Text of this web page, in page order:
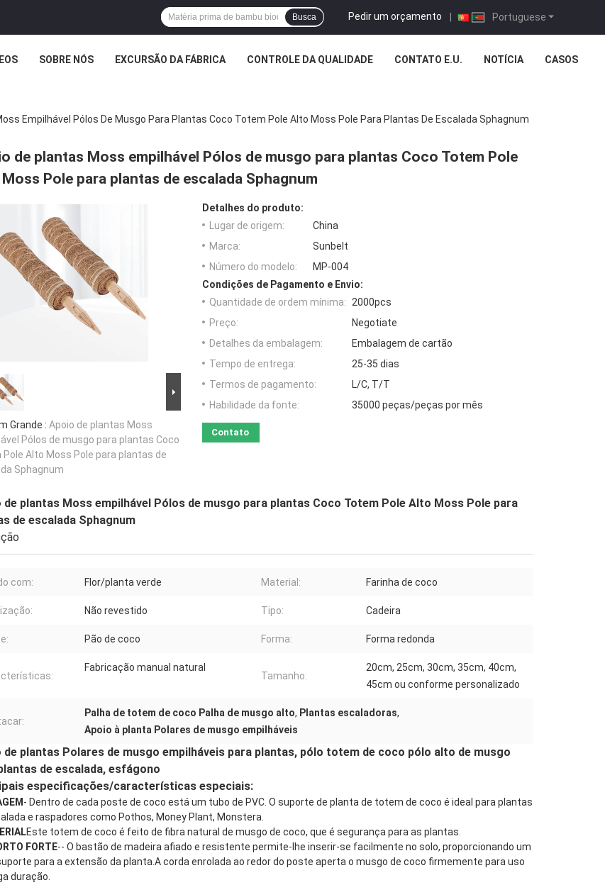
Portuguese
Pedir um orçamento |
Busca
SOBRE NÓS EXCURSÃO DA FÁBRICA CONTROLE DA QUALIDADE CONTATO E.U. NOTÍCIA CASOS
Empilhável Pólos De Musgo Para Plantas Coco Totem Pole Alto Moss Pole Para Plantas De Escalada Sphagnum
de plantas Moss empilhável Pólos de musgo para plantas Coco Totem Pole
Pole para plantas de escalada Sphagnum
Grande : Apoio de plantas Moss
Pólos de musgo para plantas Coco
Pole Alto Moss Pole para plantas de
Sphagnum
Detalhes do produto:
Lugar de origem:
China
Marca:
Sunbelt
Número do modelo:
MP-004
Condições de Pagamento e Envio:
Quantidade de ordem mínima: 2000pcs
Preço:
Negotiate
Detalhes da embalagem:
Embalagem de cartão
Tempo de entrega:
25-35 dias
Termos de pagamento:
L/C, T/T
Habilidade da fonte:
35000 peças/peças por mês
Contato
de plantas Moss empilhável Pólos de musgo para plantas Coco Totem Pole Alto Moss Pole para
de escalada Sphagnum
com: Flor/planta verde Material: Farinha de coco
Não revestido Tipo: Cadeira
Pão de coco Forma: Forma redonda
Fabricação manual natural
Tamanho:
20cm, 25cm, 30cm, 35cm, 40cm,
45cm ou conforme personalizado
Palha de totem de coco Palha de musgo alto, Plantas escaladoras,
Apoio à planta Polares de musgo empilháveis
de plantas Polares de musgo empilháveis para plantas, pólo totem de coco pólo alto de musgo
de escalada, esfágono
especificações/características especiais:
- Dentro de cada poste de coco está um tubo de PVC. O suporte de planta de totem de coco é ideal para plantas
e raspadores como Pothos, Money Plant, Monstera.
Este totem de coco é feito de fibra natural de musgo de coco, que é segurança para as plantas.
FORTE-- O bastão de madeira afiado e resistente permite-lhe inserir-se facilmente no solo, proporcionando um
para a extensão da planta.A corda enrolada ao redor do poste aperta o musgo de coco firmemente para uso
duração.